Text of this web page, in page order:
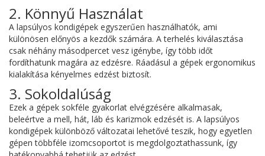
2. Könnyű Használat
A lapsúlyos kondigépek egyszerűen használhatók, ami
különösen előnyös a kezdők számára. A terhelés kiválasztása
csak néhány másodpercet vesz igénybe, így több időt
fordíthatunk magára az edzésre. Ráadásul a gépek ergonomikus
kialakítása kényelmes edzést biztosít.
3. Sokoldalúság
Ezek a gépek sokféle gyakorlat elvégzésére alkalmasak,
beleértve a mell, hát, láb és karizmok edzését is. A lapsúlyos
kondigépek különböző változatai lehetővé teszik, hogy egyetlen
gépen többféle izomcsoportot is megdolgoztathassunk, így